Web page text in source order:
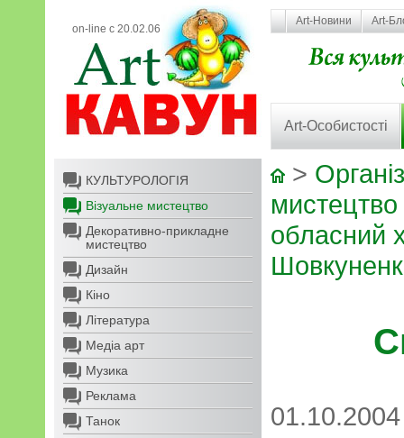
on-line с 20.02.06
Art-Новини Art-
Art-Особистості
КУЛЬТУРОЛОГІЯ
Візуальне мистецтво
Декоративно-прикладне
мистецтво
Дизайн
Кіно
Література
Медіа арт
Музика
Реклама
Танок
>
мистецтво
обласний
01.10.2004